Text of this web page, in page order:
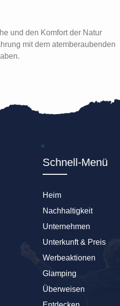
und den Komfort der Natur
mit dem atemberaubenden
Schnell-Menü
Heim
Nachhaltigkeit
Unternehmen
Unterkunft & Preis
Werbeaktionen
Glamping
Überweisen